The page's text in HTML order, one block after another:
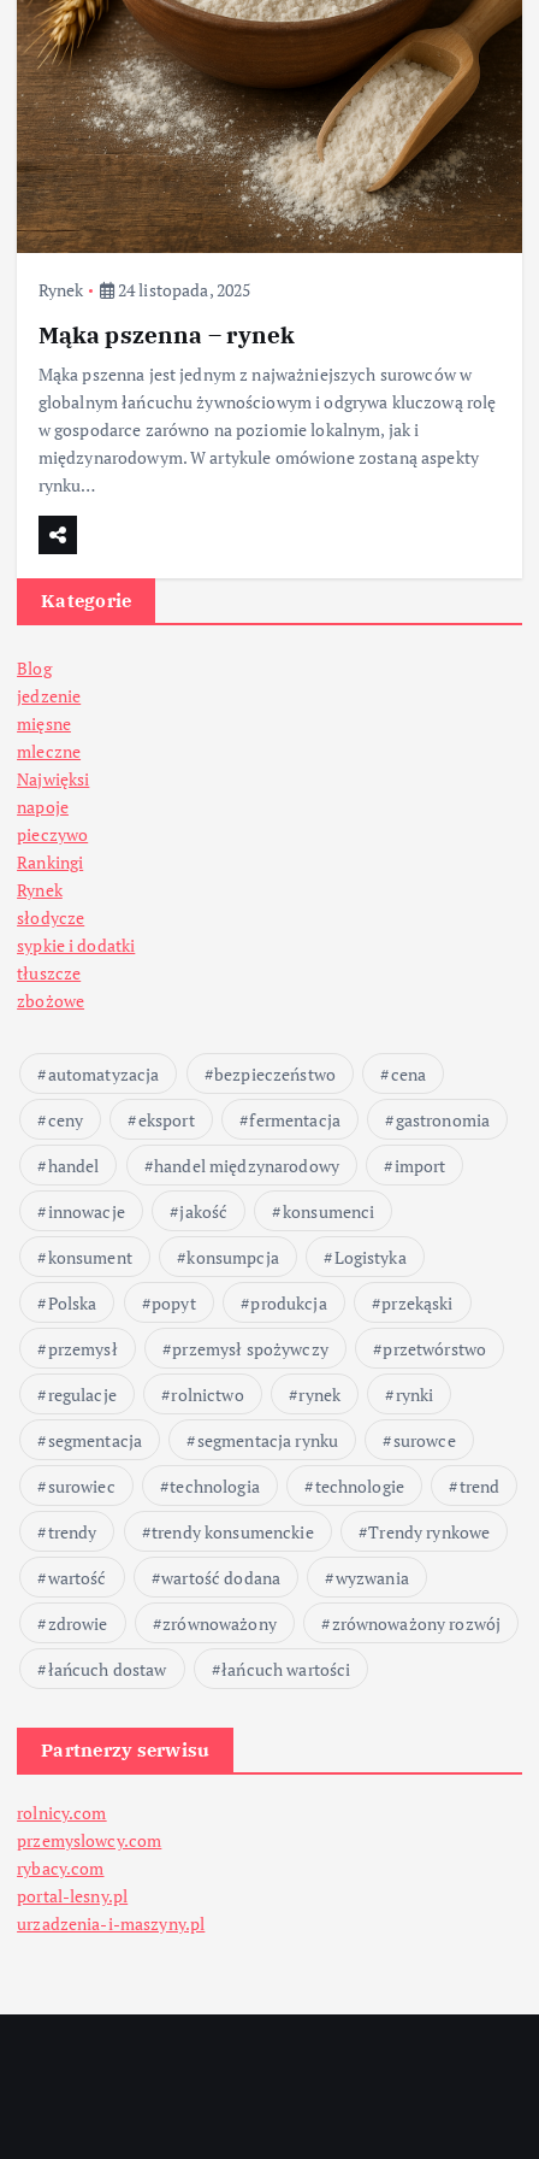
Rynek 24 listopada, 2025
Mąka pszenna – rynek
Mąka pszenna jest jednym z najważniejszych surowców w
globalnym łańcuchu żywnościowym i odgrywa kluczową rolę
w gospodarce zarówno na poziomie lokalnym, jak i
międzynarodowym. W artykule omówione zostaną aspekty
rynku…
Kategorie
Blog
jedzenie
mięsne
mleczne
Najwięksi
napoje
pieczywo
Rankingi
Rynek
słodycze
sypkie i dodatki
tłuszcze
zbożowe
automatyzacja bezpieczeństwo
cena
ceny
eksport fermentacja
gastronomia
handel
handel międzynarodowy
import
innowacje
jakość
konsumenci
konsument
konsumpcja
Logistyka
Polska
popyt produkcja
przekąski
przemysł
przemysł spożywczy
przetwórstwo
regulacje
rolnictwo rynek
rynki
segmentacja
segmentacja rynku
surowce
surowiec
technologia technologie
trend
trendy
trendy konsumenckie
Trendy rynkowe
wartość
wartość dodana
wyzwania
zdrowie
zrównoważony
zrównoważony rozwój
łańcuch dostaw
łańcuch wartości
Partnerzy serwisu
rolnicy.com
przemyslowcy.com
rybacy.com
portal-lesny.pl
urzadzenia-i-maszyny.pl